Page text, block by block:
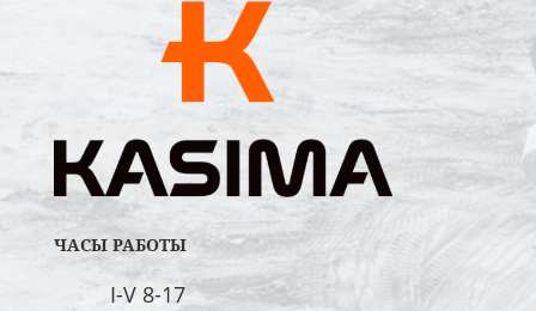
ЧАСЫ РАБОТЫ
I-V 8-17